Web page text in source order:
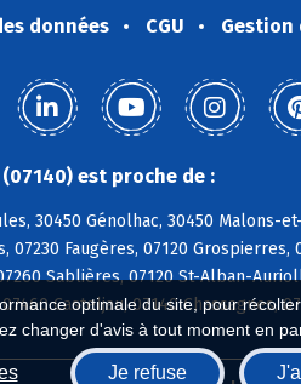
optimale du site, pour
changer d'avis à tout moment en
Je refuse
données CGU Gestion
est proche de :
30450 Génolhac, 30450
Faugères, 07120 Grospierres,
Sablières, 07120 St-Alban-
Casteljau, 07140 Chassagnes,